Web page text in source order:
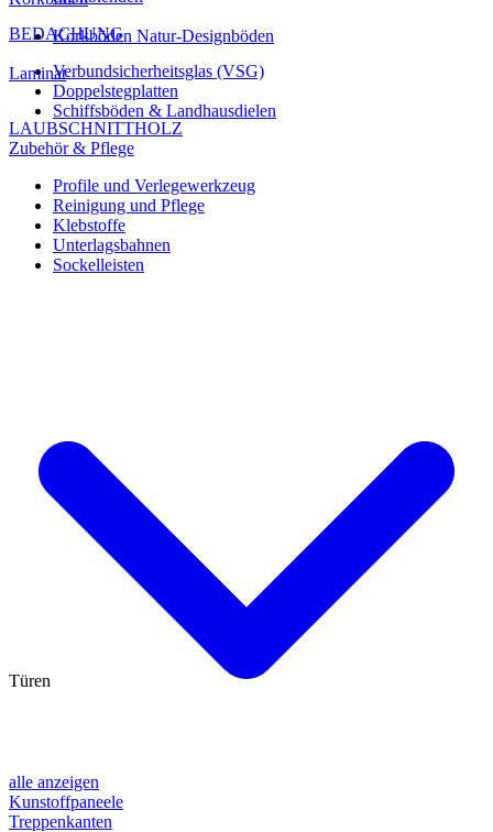
BEDACHUNG
Verbundsicherheitsglas (VSG)
Doppelstegplatten
LAUBSCHNITTHOLZ
Korkböden Natur-Designböden
Laminat
Schiffsböden & Landhausdielen
Zubehör & Pflege
Profile und Verlegewerkzeug
Reinigung und Pflege
Klebstoffe
Unterlagsbahnen
Sockelleisten
alle anzeigen
Kunstoffpaneele
Treppenkanten
Türen